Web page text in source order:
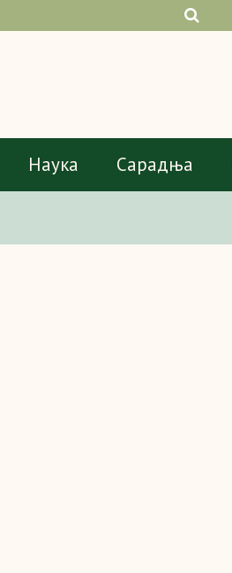
Наука Сарадња